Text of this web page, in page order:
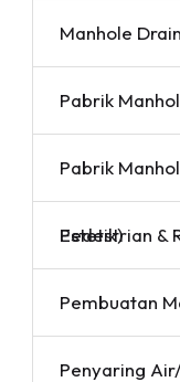
Manhole
Pabrik
Pabrik
Pedestrian & Ruang Publik (Bollard Estetik)
Pembuatan
Penyaring